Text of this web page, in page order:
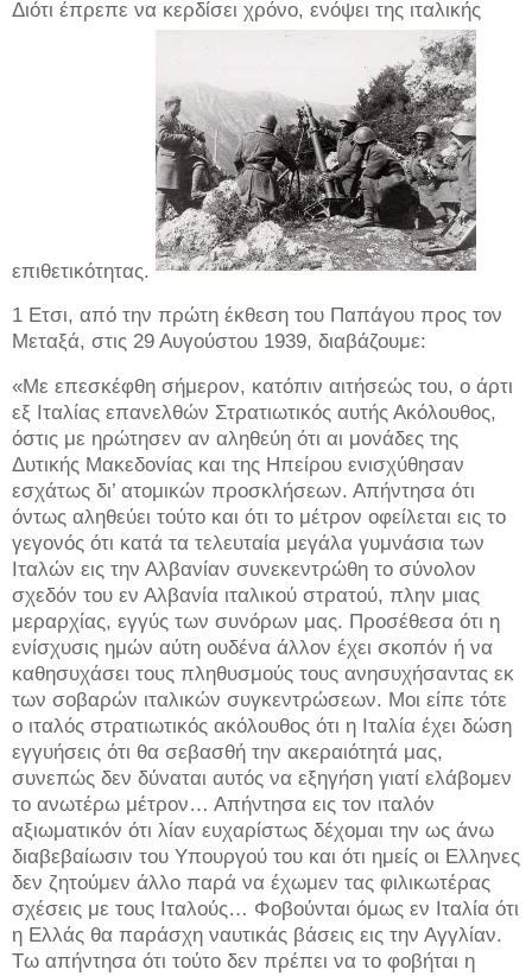
Διότι έπρεπε να κερδίσει χρόνο, ενόψει της ιταλικής
επιθετικότητας.
1 Ετσι, από την πρώτη έκθεση του Παπάγου προς τον
Μεταξά, στις 29 Αυγούστου 1939, διαβάζουμε:
«Με επεσκέφθη σήμερον, κατόπιν αιτήσεώς του, ο άρτι
εξ Ιταλίας επανελθών Στρατιωτικός αυτής Ακόλουθος,
όστις με ηρώτησεν αν αληθεύη ότι αι μονάδες της
Δυτικής Μακεδονίας και της Ηπείρου ενισχύθησαν
εσχάτως δι’ ατομικών προσκλήσεων. Απήντησα ότι
όντως αληθεύει τούτο και ότι το μέτρον οφείλεται εις το
γεγονός ότι κατά τα τελευταία μεγάλα γυμνάσια των
Ιταλών εις την Αλβανίαν συνεκεντρώθη το σύνολον
σχεδόν του εν Αλβανία ιταλικού στρατού, πλην μιας
μεραρχίας, εγγύς των συνόρων μας. Προσέθεσα ότι η
ενίσχυσις ημών αύτη ουδένα άλλον έχει σκοπόν ή να
καθησυχάσει τους πληθυσμούς τους ανησυχήσαντας εκ
των σοβαρών ιταλικών συγκεντρώσεων. Μοι είπε τότε
ο ιταλός στρατιωτικός ακόλουθος ότι η Ιταλία έχει δώση
εγγυήσεις ότι θα σεβασθή την ακεραιότητά μας,
συνεπώς δεν δύναται αυτός να εξηγήση γιατί ελάβομεν
το ανωτέρω μέτρον… Απήντησα εις τον ιταλόν
αξιωματικόν ότι λίαν ευχαρίστως δέχομαι την ως άνω
διαβεβαίωσιν του Υπουργού του και ότι ημείς οι Ελληνες
δεν ζητούμεν άλλο παρά να έχωμεν τας φιλικωτέρας
σχέσεις με τους Ιταλούς… Φοβούνται όμως εν Ιταλία ότι
η Ελλάς θα παράσχη ναυτικάς βάσεις εις την Αγγλίαν.
Τω απήντησα ότι τούτο δεν πρέπει να το φοβήται η